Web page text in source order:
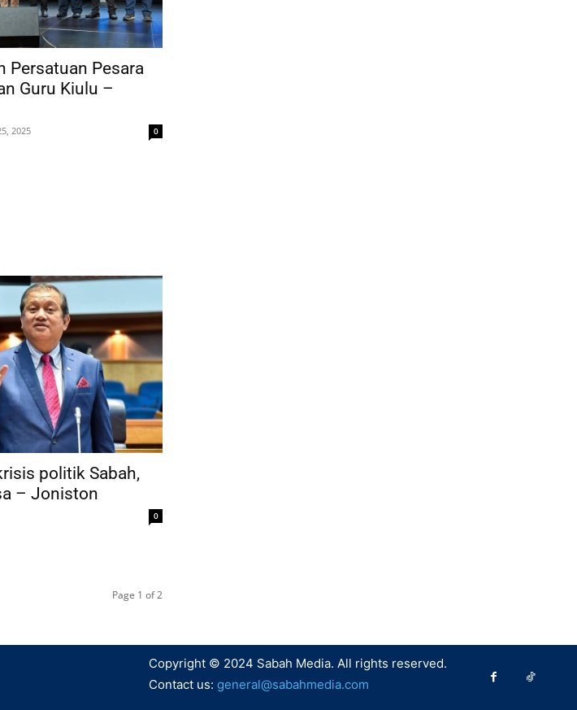
Persatuan Pesara
Guru Kiulu –
2025 0
politik Sabah,
– Joniston
0
Page 1 of 2
Copyright © 2024 Sabah Media. All rights reserved.
Contact us: general@sabahmedia.com